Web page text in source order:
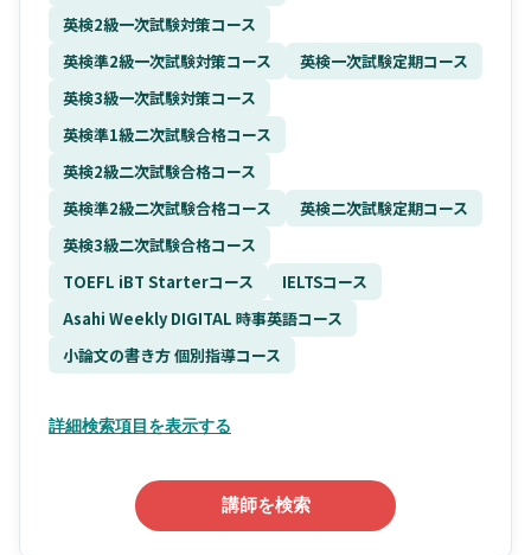
英検2級一次試験対策コース
英検準2級一次試験対策コース
英検一次試験定期コース
英検3級一次試験対策コース
英検準1級二次試験合格コース
英検2級二次試験合格コース
英検準2級二次試験合格コース
英検二次試験定期コース
英検3級二次試験合格コース
TOEFL iBT Starterコース
IELTSコース
Asahi Weekly DIGITAL 時事英語コース
小論文の書き方 個別指導コース
詳細検索項目を表示する
講師を検索